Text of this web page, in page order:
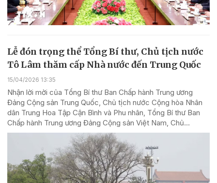
Lễ đón trọng thể Tổng Bí thư, Chủ tịch nước
Tô Lâm thăm cấp Nhà nước đến Trung Quốc
15/04/2026 13:35
Nhận lời mời của Tổng Bí thư Ban Chấp hành Trung ương
Đảng Cộng sản Trung Quốc, Chủ tịch nước Cộng hòa Nhân
dân Trung Hoa Tập Cận Bình và Phu nhân, Tổng Bí thư Ban
Chấp hành Trung ương Đảng Cộng sản Việt Nam, Chủ...